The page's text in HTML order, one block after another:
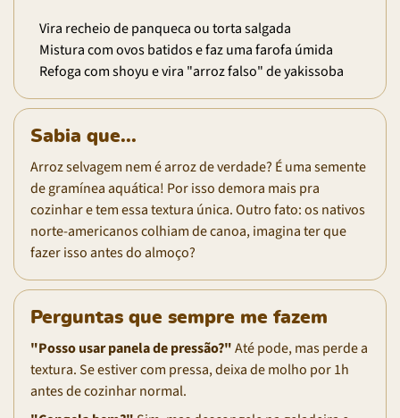
Vira recheio de panqueca ou torta salgada
Mistura com ovos batidos e faz uma farofa úmida
Refoga com shoyu e vira "arroz falso" de yakissoba
Sabia que...
Arroz selvagem nem é arroz de verdade? É uma semente
de gramínea aquática! Por isso demora mais pra
cozinhar e tem essa textura única. Outro fato: os nativos
norte-americanos colhiam de canoa, imagina ter que
fazer isso antes do almoço?
Perguntas que sempre me fazem
"Posso usar panela de pressão?"Até pode, mas perde a
textura. Se estiver com pressa, deixa de molho por 1h
antes de cozinhar normal.